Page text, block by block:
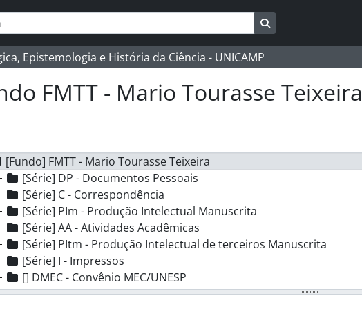
Epistemologia e História da Ciência - UNICAMP
FMTT - Mario Tourasse Teixeira
[Fundo] FMTT - Mario Tourasse Teixeira
[Série] DP - Documentos Pessoais
[Série] C - Correspondência
[Série] PIm - Produção Intelectual Manuscrita
[Série] AA - Atividades Acadêmicas
[Série] PItm - Produção Intelectual de terceiros Manuscrita
[Série] I - Impressos
[] DMEC - Convênio MEC/UNESP
[Série] SAPO - Serviço Ativador em Pedagogia e Orientação